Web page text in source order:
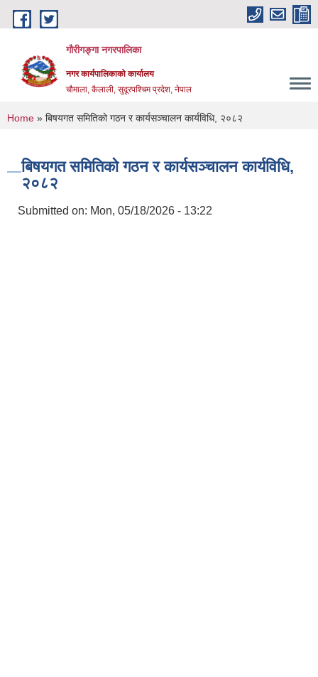
Skip to main content
गौरीगङ्गा नगरपालिका
नगर कार्यपालिकाको कार्यालय
चौमाला, कैलाली, सुदूरपश्चिम प्रदेश, नेपाल
You are here
Home » बिषयगत समितिको गठन र कार्यसञ्चालन कार्यविधि, २०८२
बिषयगत समितिको गठन र कार्यसञ्चालन कार्यविधि,
२०८२
Submitted on: Mon, 05/18/2026 - 13:22